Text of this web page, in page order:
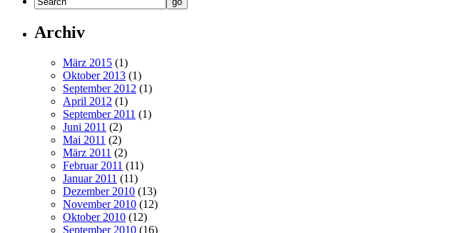
Archiv
März 2015 (1)
Oktober 2013 (1)
September 2012 (1)
April 2012 (1)
September 2011 (1)
Juni 2011 (2)
Mai 2011 (2)
März 2011 (2)
Februar 2011 (11)
Januar 2011 (11)
Dezember 2010 (13)
November 2010 (12)
Oktober 2010 (12)
September 2010 (16)